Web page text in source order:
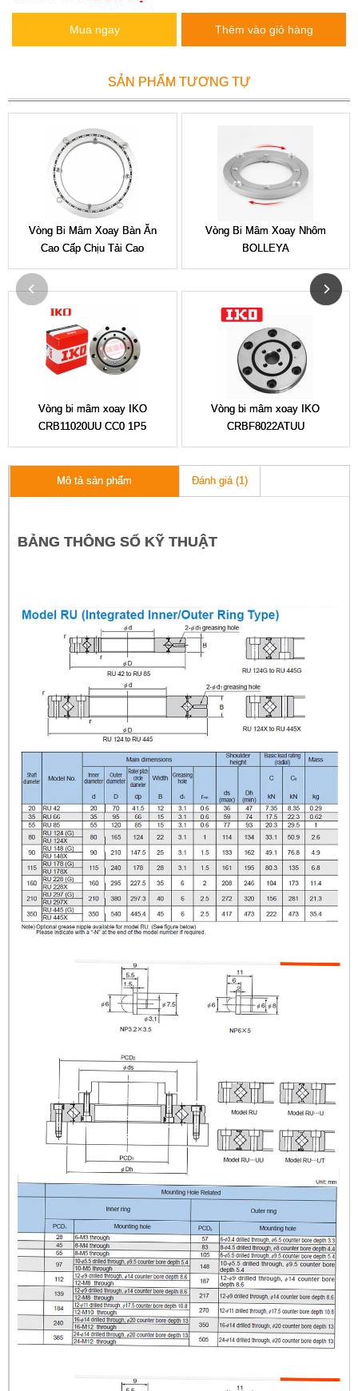
Mua ngay Thêm vào giỏ hàng
SẢN PHẨM TƯƠNG TỰ
Vòng Bi Mâm Xoay Bàn Ăn
Cao Cấp Chịu Tải Cao
Vòng Bi Mâm Xoay Nhôm
BOLLEYA
Vòng bi mâm xoay IKO
CRB11020UU CC0 1P5
Vòng bi mâm xoay IKO
CRBF8022ATUU
Mô tả sản phẩm Đánh giá (1)
BẢNG THÔNG SỐ KỸ THUẬT